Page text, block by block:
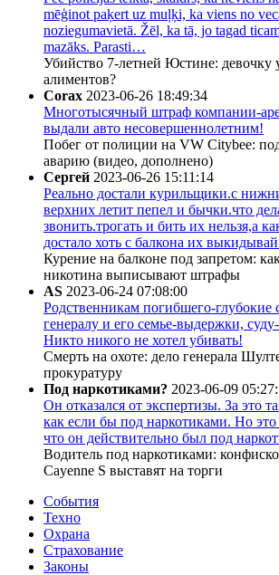
mēģinot paķert uz muļķi, ka viens no
noziegumavietā. Žēl, ka tā, jo tagad
mazāks. Parasti…
Убийство 7-летней Юстине: девочку
алиментов?
Corax 2023-06-26 18:49:34
Многотысячный штраф компании-
выдали авто несовершеннолетним!
Побег от полиции на VW Citybee:
аварию (видео, дополнено)
Сергей 2023-06-26 15:11:14
Реально достали курильщики.с
верхних летит пепел и бычки.что
звонить.трогать и бить их нельзя,а
достало хоть с балкона их
Курение на балконе под запретом:
никотина выписывают штрафы
AS 2023-06-24 07:08:00
Родственникам погибшего-глубокие
генералу и его семье-выдержки,
Никто никого не хотел убивать!
Смерть на охоте: дело генерала
прокуратуру
Под наркотиками? 2023-06-09
Он отказался от экспертизы. За это
как если бы под наркотиками. Но это
что он действительно был под
Водитель под наркотиками:
Cayenne S выставят на торги
События
Техно
Охрана
Страхование
Законы